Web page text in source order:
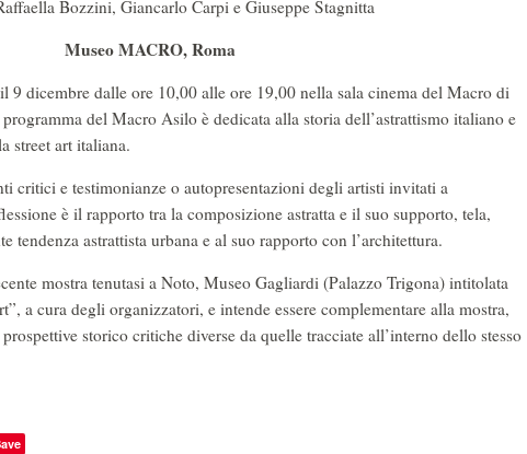
Bozzini, Giancarlo Carpi e Giuseppe Stagnitta
Museo MACRO, Roma
9 dicembre dalle ore 10,00 alle ore 19,00 nella sala cinema del Macro di
del Macro Asilo è dedicata alla storia dell’astrattismo italiano e
street art italiana.
critici e testimonianze o autopresentazioni degli artisti invitati a
è il rapporto tra la composizione astratta e il suo supporto, tela,
tendenza astrattista urbana e al suo rapporto con l’architettura.
mostra tenutasi a Noto, Museo Gagliardi (Palazzo Trigona) intitolata
a cura degli organizzatori, e intende essere complementare alla mostra,
storico critiche diverse da quelle tracciate all’interno dello stesso